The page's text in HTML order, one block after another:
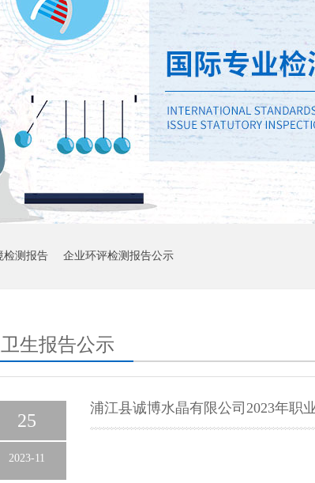
检测报告 企业环评检测报告公示
生报告公示
25
2023-11
浦江县诚博水晶有限公司2023年职